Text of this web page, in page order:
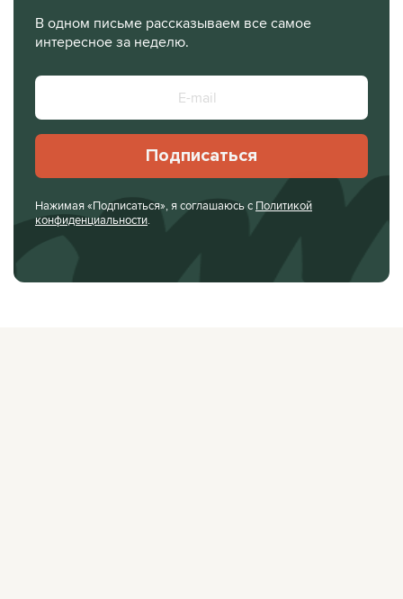
В одном письме рассказываем все самое
интересное за неделю.
Подписаться
Нажимая «Подписаться», я соглашаюсь с Политикой
конфиденциальности.